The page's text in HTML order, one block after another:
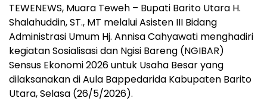
TEWENEWS, Muara Teweh – Bupati Barito Utara H.
Shalahuddin, ST., MT melalui Asisten III Bidang
Administrasi Umum Hj. Annisa Cahyawati menghadiri
kegiatan Sosialisasi dan Ngisi Bareng (NGIBAR)
Sensus Ekonomi 2026 untuk Usaha Besar yang
dilaksanakan di Aula Bappedarida Kabupaten Barito
Utara, Selasa (26/5/2026).